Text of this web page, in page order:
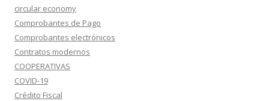
circular economy
Comprobantes de Pago
Comprobantes electrónicos
Contratos modernos
COOPERATIVAS
COVID-19
Crédito Fiscal